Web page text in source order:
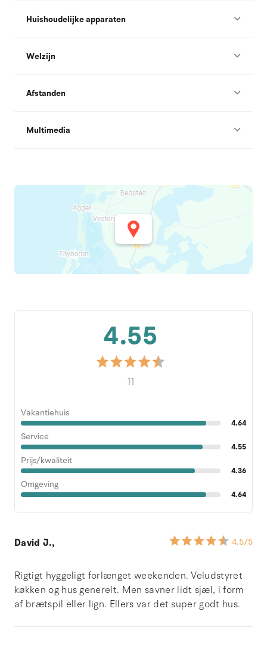
Huishoudelijke apparaten
Welzijn
Afstanden
Multimedia
4.55
11
Vakantiehuis
4.64
Service
4.55
Prijs/kwaliteit
4.36
Omgeving
4.64
David J., 4.5/5
Rigtigt hyggeligt forlænget weekenden. Veludstyret
køkken og hus generelt. Men savner lidt sjæl, i form
af brætspil eller lign. Ellers var det super godt hus.